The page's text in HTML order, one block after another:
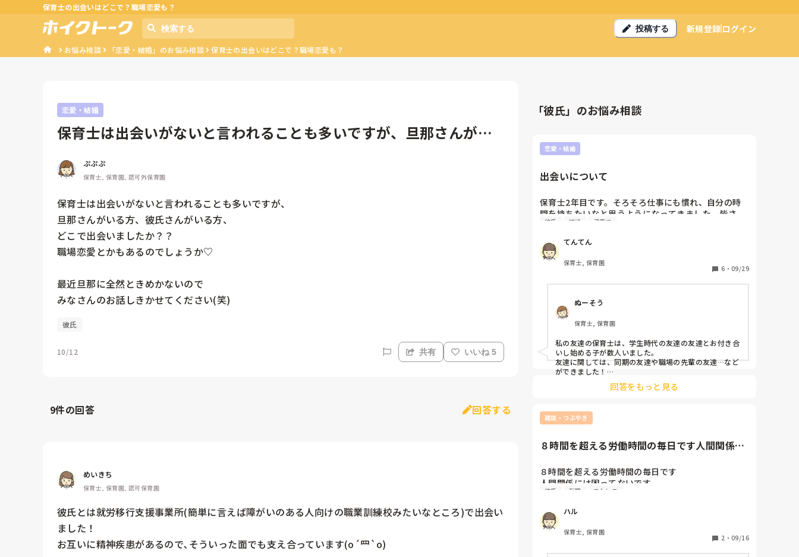
保育士の出会いはどこで？職場恋愛も？
投稿する 新規登録ログイン
お悩み相談 「恋愛・結婚」のお悩み相談 保育士の出会いはどこで？職場恋愛も？
恋愛・結婚
保育士は出会いがないと言われることも多いですが、旦那さんがい
ぷぷぷ
保育士, 保育園, 認可外保育園
保育士は出会いがないと言われることも多いですが、
旦那さんがいる方、彼氏さんがいる方、
どこで出会いましたか？？
職場恋愛とかもあるのでしょうか♡
最近旦那に全然ときめかないので
みなさんのお話しきかせてください(笑)
彼氏
10/12 共有 いいね 5
9件の回答 回答する
めいきち
保育士, 保育園, 認可保育園
彼氏とは就労移行支援事業所(簡単に言えば障がいのある人向けの職業訓練校みたいなところ)で出会い
ました！
お互いに精神疾患があるので､そういった面でも支え合っています(o´罒`o)
「彼氏」のお悩み相談
恋愛・結婚
出会いについて
保育士2年目です。そろそろ仕事にも慣れ、自分の時
間を持ちたいなと思うようになってきました。皆さ
ん、新しい出会いをどんな場で得ていますか？簡単に
彼氏 結婚 子育て
てんてん
保育士, 保育園
6 ・ 09/29
ぬーそう
保育士, 保育園
私の友達の保育士は、学生時代の友達の友達とお付き合
いし始める子が数人いました。
友達に関しては、同期の友達や職場の先輩の友達…など
ができました！
コロナなので、また状況が違うかもしれません（ ;  ; ）
回答をもっと見る
雑談・つぶやき
８時間を超える労働時間の毎日です人間関係に
８時間を超える労働時間の毎日です
人間関係には困ってないです。
週休2日と聞いていたのに土曜日出勤しても振替はな
入職して1ヶ月ですが、体調がよくなくて仕事には行
けないし、彼氏とももめるしいいことないです。
転職すれば体調戻るのかな〜
彼氏 転職 ストレス
ハル
保育士, 保育園
2 ・ 09/16